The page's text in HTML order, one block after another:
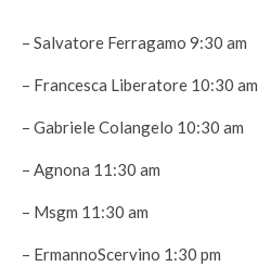
– Salvatore Ferragamo 9:30 am
– Francesca Liberatore 10:30 am
– Gabriele Colangelo 10:30 am
– Agnona 11:30 am
– Msgm 11:30 am
– ErmannoScervino 1:30 pm